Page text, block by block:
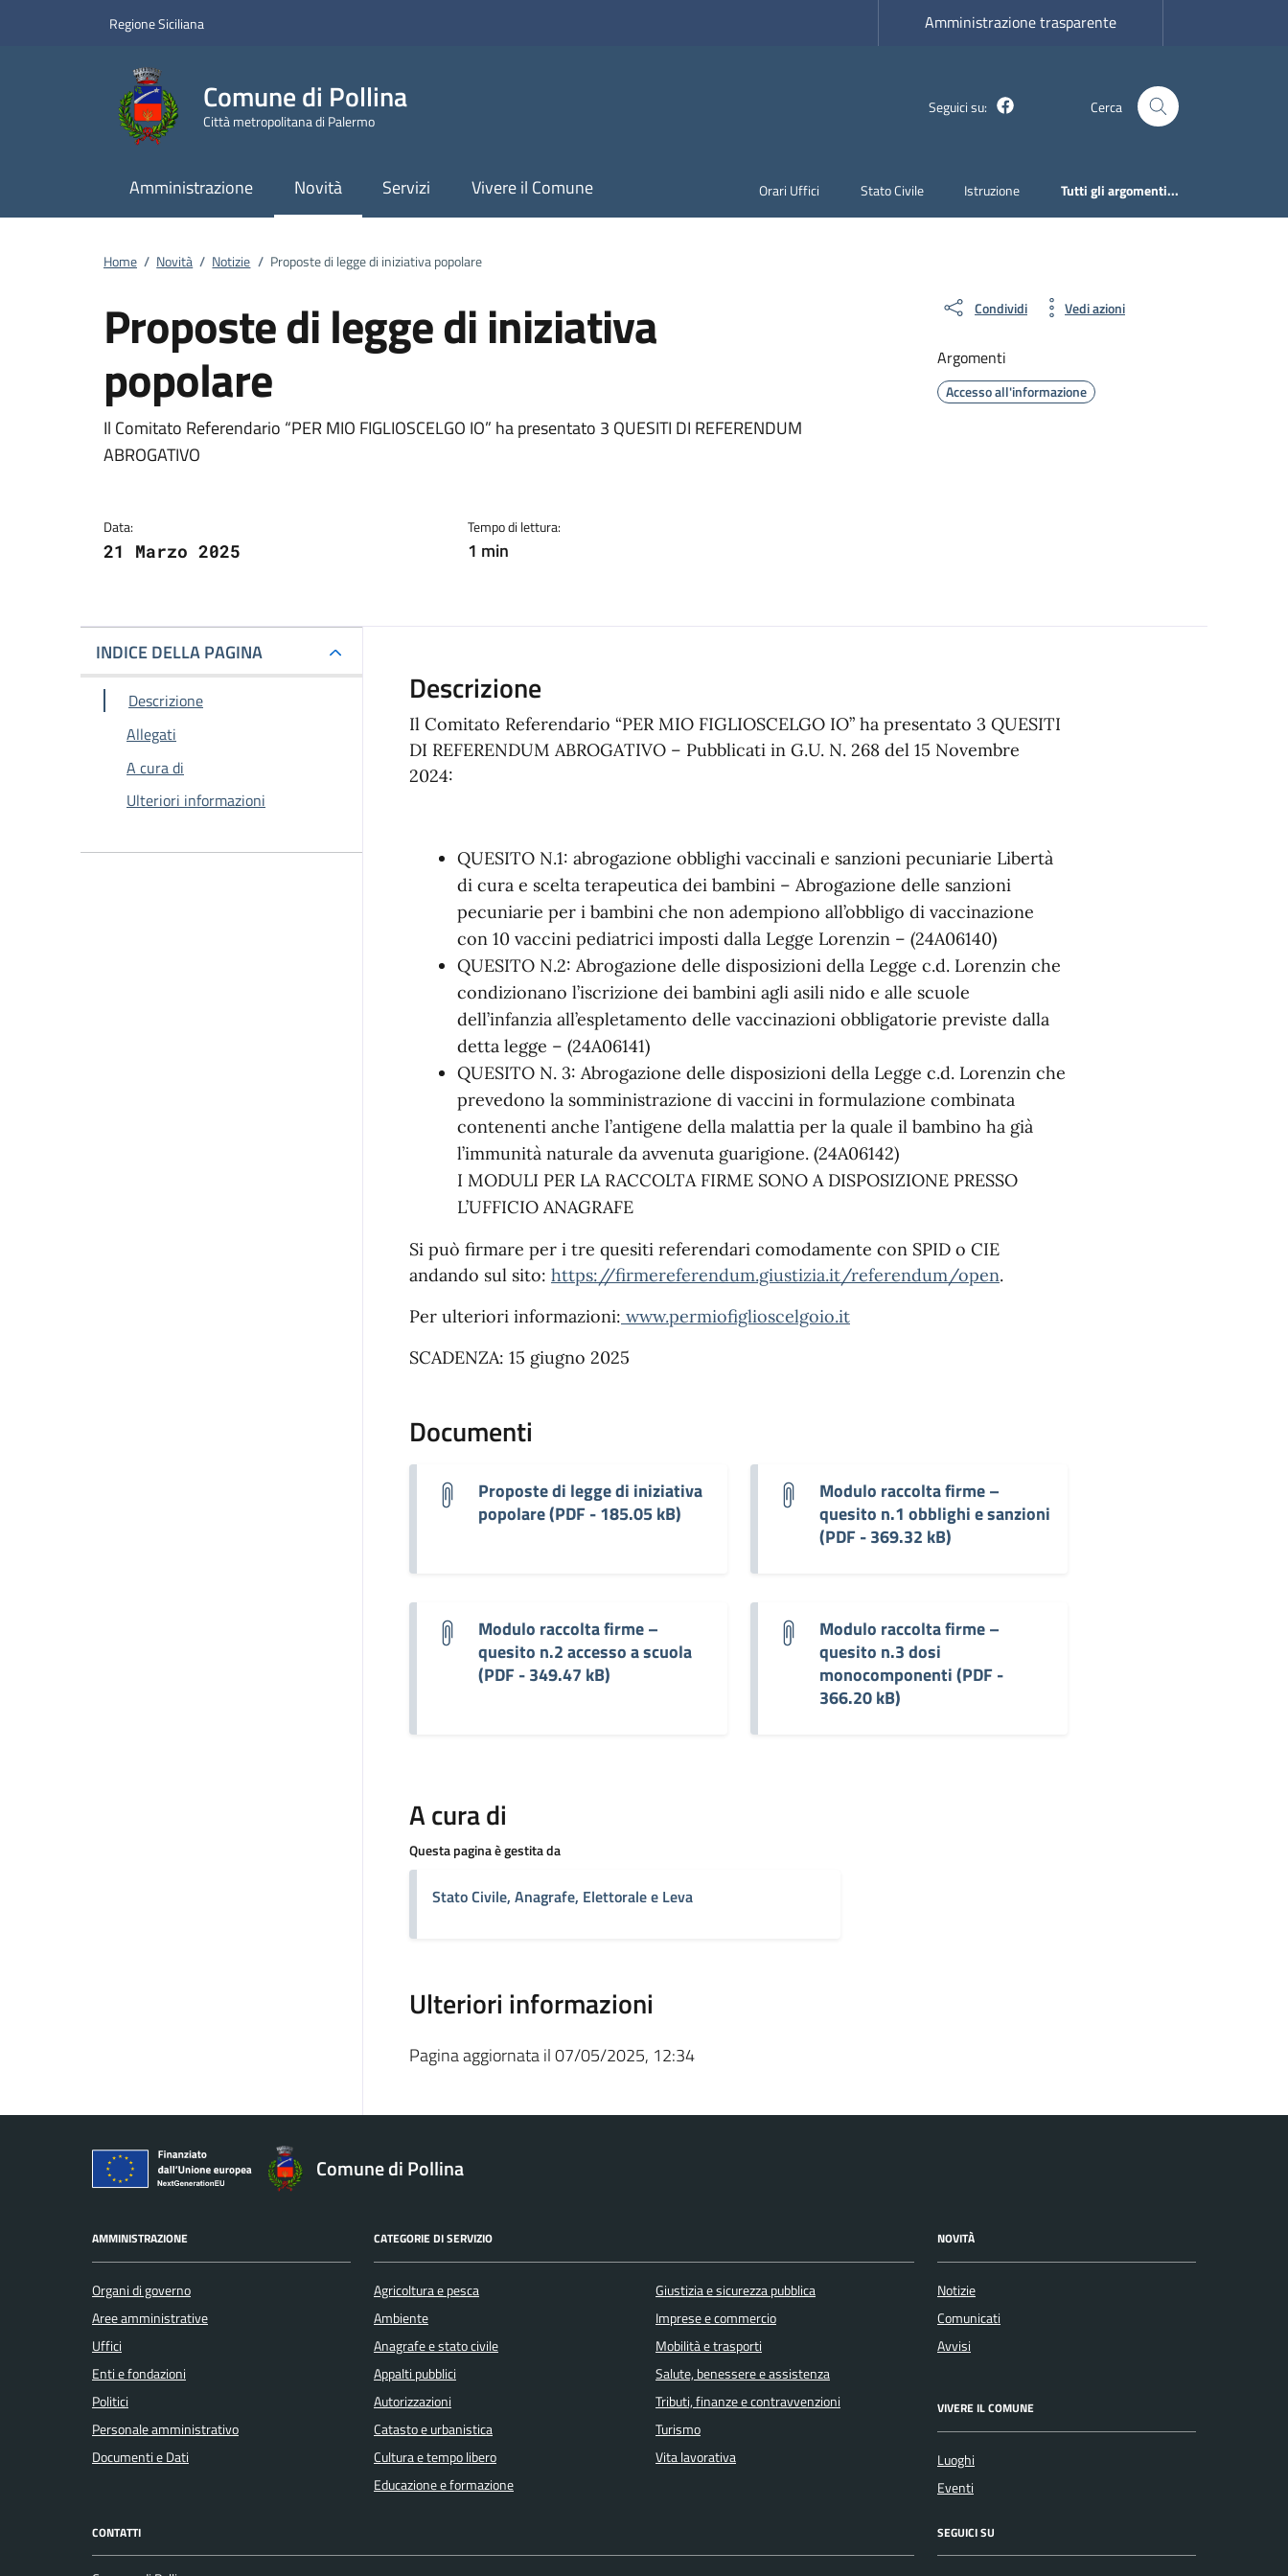
Regione Siciliana Amministrazione trasparente
Comune di Pollina
Città metropolitana di Palermo
Seguici su: Facebook Cerca
Amministrazione Novità Servizi Vivere il Comune Orari Uffici Stato Civile Istruzione Tutti gli argomenti...
Home / Novità / Notizie / Proposte di legge di iniziativa popolare
Proposte di legge di iniziativa
popolare
Dettagli della notizia
Il Comitato Referendario “PER MIO FIGLIOSCELGO IO” ha presentato 3 QUESITI DI REFERENDUM
ABROGATIVO
Data:
21 Marzo 2025
Tempo di lettura:
1 min
Condividi Vedi azioni
Argomenti
Accesso all'informazione
INDICE DELLA PAGINA
Descrizione
Allegati
A cura di
Ulteriori informazioni
Descrizione
Il Comitato Referendario “PER MIO FIGLIOSCELGO IO” ha presentato 3 QUESITI
DI REFERENDUM ABROGATIVO – Pubblicati in G.U. N. 268 del 15 Novembre
2024:
QUESITO N.1: abrogazione obblighi vaccinali e sanzioni pecuniarie Libertà
di cura e scelta terapeutica dei bambini – Abrogazione delle sanzioni
pecuniarie per i bambini che non adempiono all’obbligo di vaccinazione
con 10 vaccini pediatrici imposti dalla Legge Lorenzin – (24A06140)
QUESITO N.2: Abrogazione delle disposizioni della Legge c.d. Lorenzin che
condizionano l’iscrizione dei bambini agli asili nido e alle scuole
dell’infanzia all’espletamento delle vaccinazioni obbligatorie previste dalla
detta legge – (24A06141)
QUESITO N. 3: Abrogazione delle disposizioni della Legge c.d. Lorenzin che
prevedono la somministrazione di vaccini in formulazione combinata
contenenti anche l’antigene della malattia per la quale il bambino ha già
l’immunità naturale da avvenuta guarigione. (24A06142)
I MODULI PER LA RACCOLTA FIRME SONO A DISPOSIZIONE PRESSO
L’UFFICIO ANAGRAFE
Si può firmare per i tre quesiti referendari comodamente con SPID o CIE
andando sul sito: https://firmereferendum.giustizia.it/referendum/open.
Per ulteriori informazioni: www.permiofiglioscelgoio.it
SCADENZA: 15 giugno 2025
Documenti
Proposte di legge di iniziativa
popolare (PDF - 185.05 kB)
Modulo raccolta firme –
quesito n.1 obblighi e sanzioni
(PDF - 369.32 kB)
Modulo raccolta firme –
quesito n.2 accesso a scuola
(PDF - 349.47 kB)
Modulo raccolta firme –
quesito n.3 dosi
monocomponenti (PDF -
366.20 kB)
A cura di
Questa pagina è gestita da
Stato Civile, Anagrafe, Elettorale e Leva
Ulteriori informazioni
Pagina aggiornata il 07/05/2025, 12:34
Comune di Pollina
AMMINISTRAZIONE
Organi di governo
Aree amministrative
Uffici
Enti e fondazioni
Politici
Personale amministrativo
Documenti e Dati
CATEGORIE DI SERVIZIO
Agricoltura e pesca
Ambiente
Anagrafe e stato civile
Appalti pubblici
Autorizzazioni
Catasto e urbanistica
Cultura e tempo libero
Educazione e formazione
Giustizia e sicurezza pubblica
Imprese e commercio
Mobilità e trasporti
Salute, benessere e assistenza
Tributi, finanze e contravvenzioni
Turismo
Vita lavorativa
NOVITÀ
Notizie
Comunicati
Avvisi
VIVERE IL COMUNE
Luoghi
Eventi
CONTATTI SEGUICI SU